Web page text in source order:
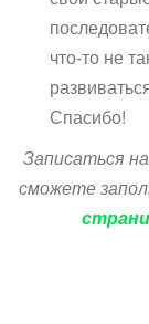
что-то не
Спасибо!
Записаться
сможете